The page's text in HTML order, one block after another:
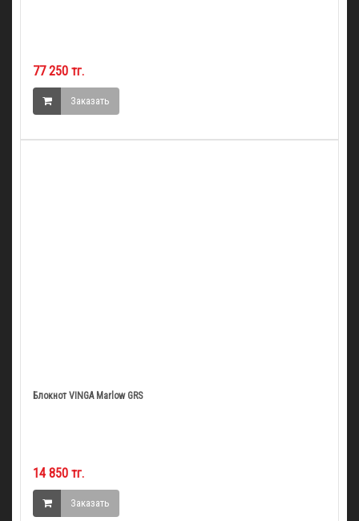
77 250 тг.
Заказать
Блокнот VINGA Marlow GRS
14 850 тг.
Заказать